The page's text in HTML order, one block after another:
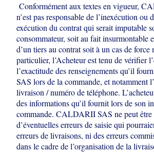
Conformément aux textes en vigueur,
n’est pas responsable del’inexécution ou
exécution du contrat qui serait imputable
consommateur, soit au fait insurmontable
d’un tiers au contrat soit àun cas de force
particulier, l’Acheteur est tenu de vérifier
l’exactitude des renseignements qu’il
SAS lors de lacommande, et notamment
livraison / numéro de téléphone.
des informations qu’il fournit lors de son
commande. CALDARII SAS ne peut être
d’éventuelles erreursde saisie qui
erreurs de livraisons, ni des erreurs
dans le cadre de l’organisation de la